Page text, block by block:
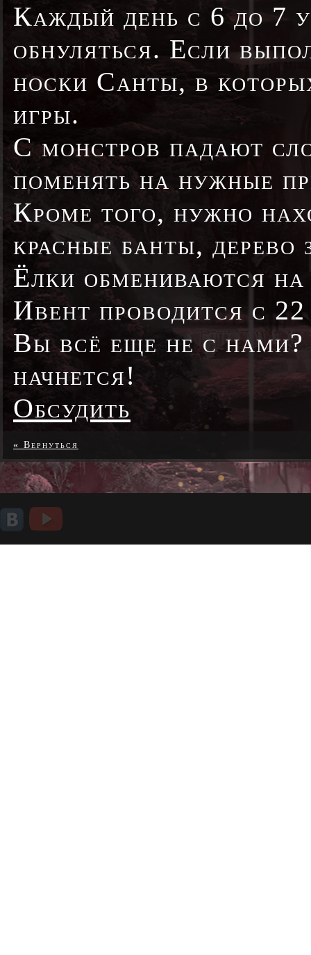
Каждый день с 6 до 7
обнуляться. Если
носки Санты, в
игры.
С монстров падают
поменять на нужные
Кроме того, нужно
красные банты, дерево
Ёлки обмениваются на
Ивент проводится с
Вы всё еще не с нами?
начнется!
Обсудить
« Вернуться